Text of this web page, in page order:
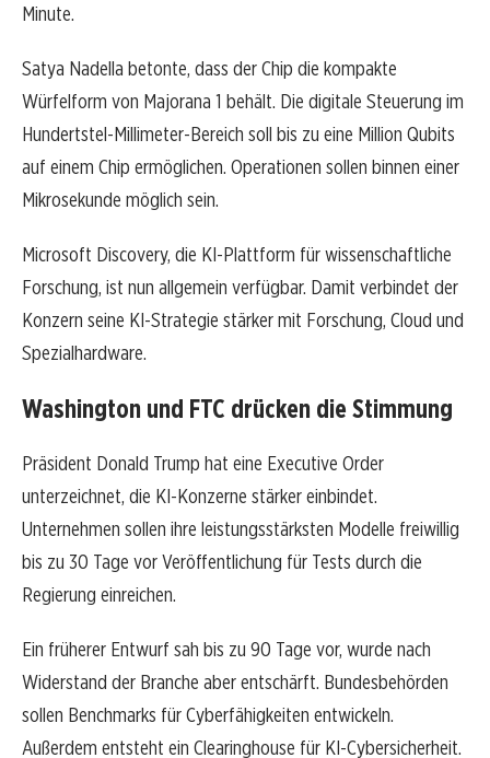
Minute.
Satya Nadella betonte, dass der Chip die kompakte
Würfelform von Majorana 1 behält. Die digitale Steuerung im
Hundertstel-Millimeter-Bereich soll bis zu eine Million Qubits
auf einem Chip ermöglichen. Operationen sollen binnen einer
Mikrosekunde möglich sein.
Microsoft Discovery, die KI-Plattform für wissenschaftliche
Forschung, ist nun allgemein verfügbar. Damit verbindet der
Konzern seine KI-Strategie stärker mit Forschung, Cloud und
Spezialhardware.
Washington und FTC drücken die Stimmung
Präsident Donald Trump hat eine Executive Order
unterzeichnet, die KI-Konzerne stärker einbindet.
Unternehmen sollen ihre leistungsstärksten Modelle freiwillig
bis zu 30 Tage vor Veröffentlichung für Tests durch die
Regierung einreichen.
Ein früherer Entwurf sah bis zu 90 Tage vor, wurde nach
Widerstand der Branche aber entschärft. Bundesbehörden
sollen Benchmarks für Cyberfähigkeiten entwickeln.
Außerdem entsteht ein Clearinghouse für KI-Cybersicherheit.